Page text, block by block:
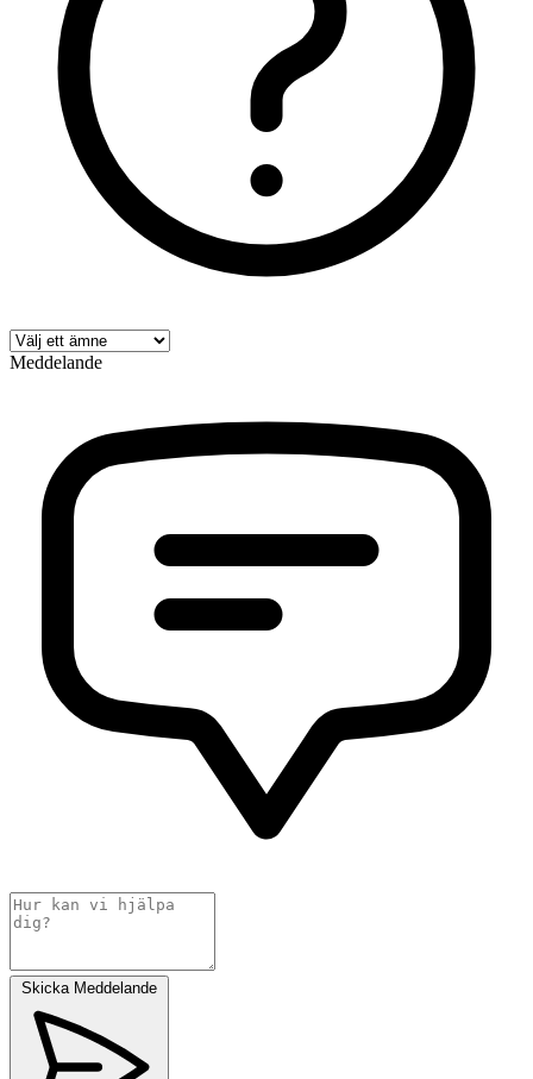
Meddelande
Skicka Meddelande